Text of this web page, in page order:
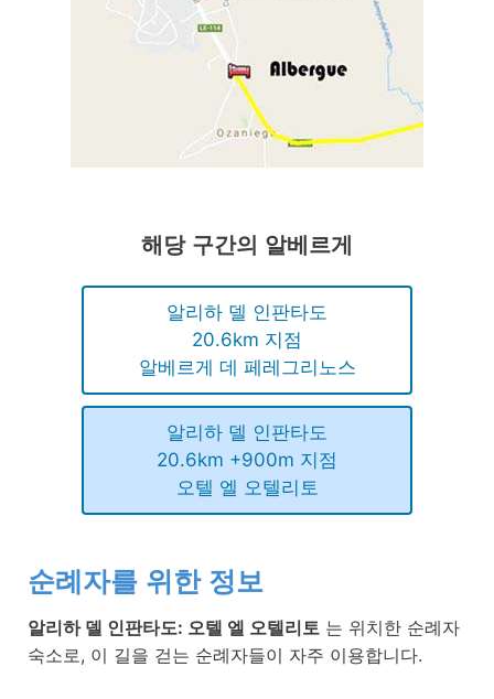
해당 구간의 알베르게
알리하 델 인판타도
20.6km 지점
알베르게 데 페레그리노스
알리하 델 인판타도
20.6km +900m 지점
오텔 엘 오텔리토
순례자를 위한 정보
알리하 델 인판타도: 오텔 엘 오텔리토 는 위치한 순례자
숙소로, 이 길을 걷는 순례자들이 자주 이용합니다.